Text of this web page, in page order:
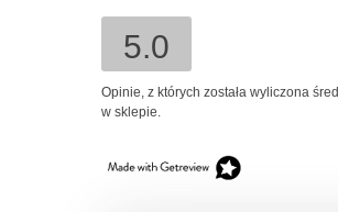
5.0
Opinie, z których została wyliczona
w sklepie.